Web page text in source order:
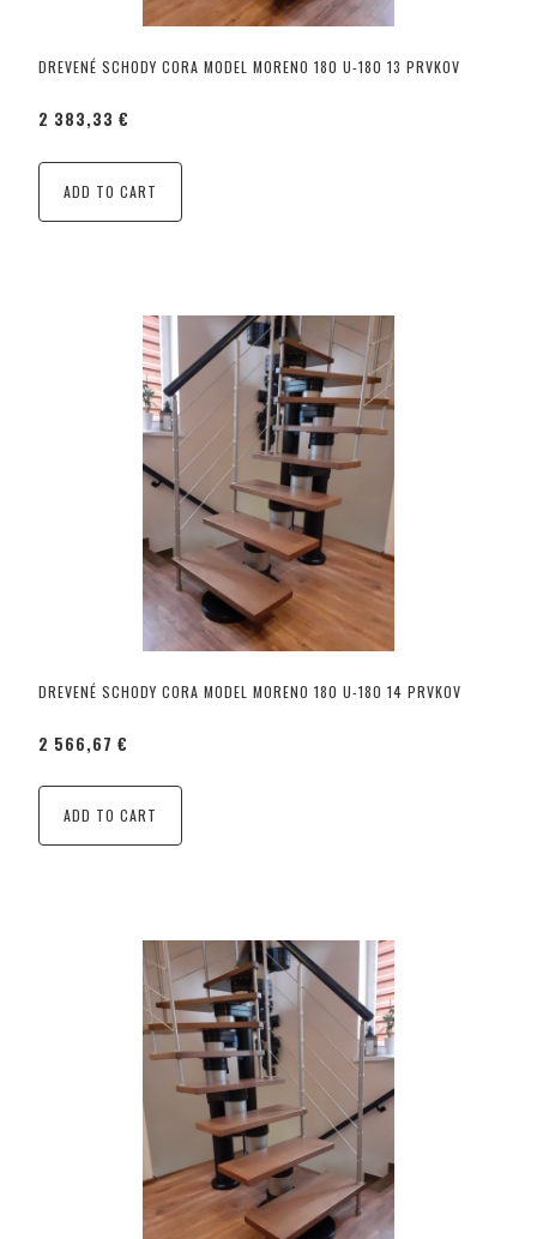
DREVENÉ SCHODY CORA MODEL MORENO 180 U-180 13 PRVKOV
2 383,33 €
ADD TO CART
DREVENÉ SCHODY CORA MODEL MORENO 180 U-180 14 PRVKOV
2 566,67 €
ADD TO CART